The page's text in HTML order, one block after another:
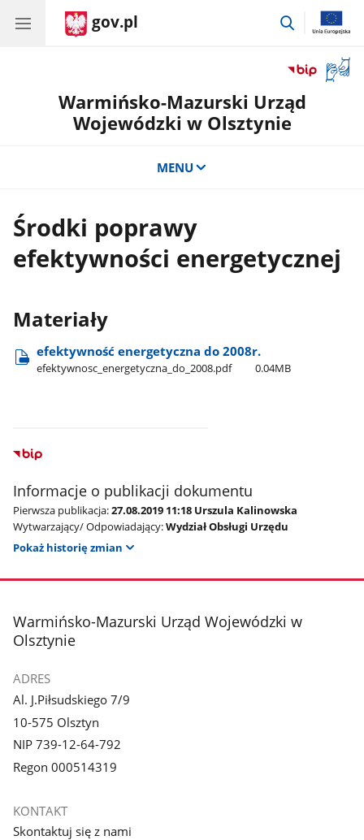
gov.pl
przejdź
okno
Warmińsko-Mazurski Urząd
Wojewódzki w Olsztynie
MENU
Środki poprawy
efektywności energetycznej
Materiały
efektywność energetyczna do 2008r.
efektywnosc​_energetyczna​_do​_2008.pdf 0.04MB
Informacje o publikacji dokumentu
Pierwsza publikacja:27.08.2019 11:18 Urszula Kalinowska
Wytwarzający/ Odpowiadający:Wydział Obsługi Urzędu
Pokaż historię zmian
stopka
Warmińsko-Mazurski Urząd Wojewódzki w
Olsztynie
ADRES
Al. J.Piłsudskiego 7/9
10-575 Olsztyn
NIP 739-12-64-792
Regon 000514319
KONTAKT
Skontaktuj się z nami